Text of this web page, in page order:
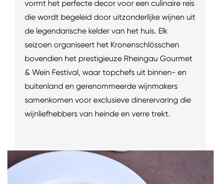
vormt het perfecte decor voor een culinaire reis
die wordt begeleid door uitzonderlijke wijnen uit
de legendarische kelder van het huis. Elk
seizoen organiseert het Kronenschlösschen
bovendien het prestigieuze Rheingau Gourmet
& Wein Festival, waar topchefs uit binnen- en
buitenland en gerenommeerde wijnmakers
samenkomen voor exclusieve dinerervaring die
wijnliefhebbers van heinde en verre trekt.